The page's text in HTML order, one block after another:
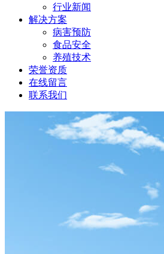
行业新闻
解决方案
病害预防
食品安全
养殖技术
荣誉资质
在线留言
联系我们